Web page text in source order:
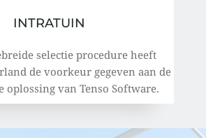
INTRATUIN
selectie procedure heeft
de voorkeur gegeven aan de
oplossing van Tenso Software.